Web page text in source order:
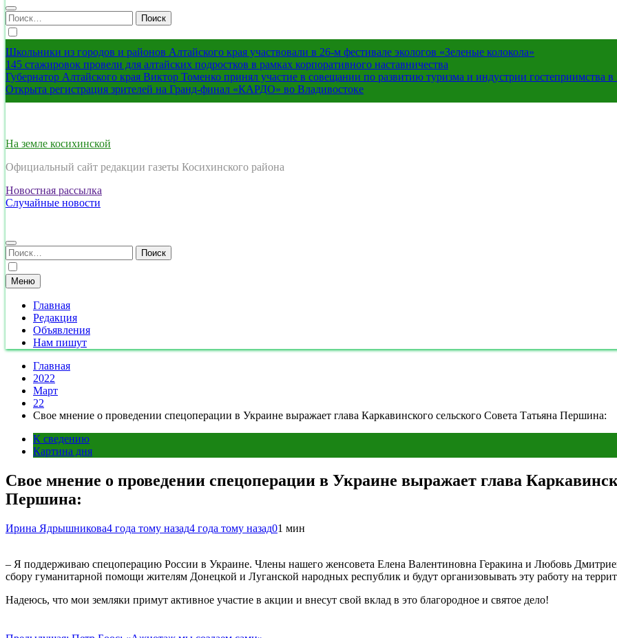
Найти:
Школьники из городов и районов Алтайского края участвовали в 26-м фестивале экологов «Зеленые колокола»
145 стажировок провели для алтайских подростков в рамках корпоративного наставничества
Губернатор Алтайского края Виктор Томенко принял участие в совещании по развитию туризма и индустрии гостеприимства
Открыта регистрация зрителей на Гранд-финал «КАРДО» во Владивостоке
На земле косихинской
Официальный сайт редакции газеты Косихинского района
Новостная рассылка
Случайные новости
Найти:
Меню
Главная
Редакция
Объявления
Нам пишут
Главная
2022
Март
22
Свое мнение о проведении спецоперации в Украине выражает глава Каркавинского сельского Совета Татьяна Першина:
К сведению
Картина дня
Свое мнение о проведении спецоперации в Украине выражает глава
Першина:
Ирина Ядрышникова4 года тому назад4 года тому назад01 мин
– Я поддерживаю спецоперацию России в Украине. Члены нашего женсовета Елена Валентиновна Геракина и Любовь
сбору гуманитарной помощи жителям Донецкой и Луганской народных республик и будут организовывать эту работу на
Надеюсь, что мои земляки примут активное участие в акции и внесут свой вклад в это благородное и святое дело!